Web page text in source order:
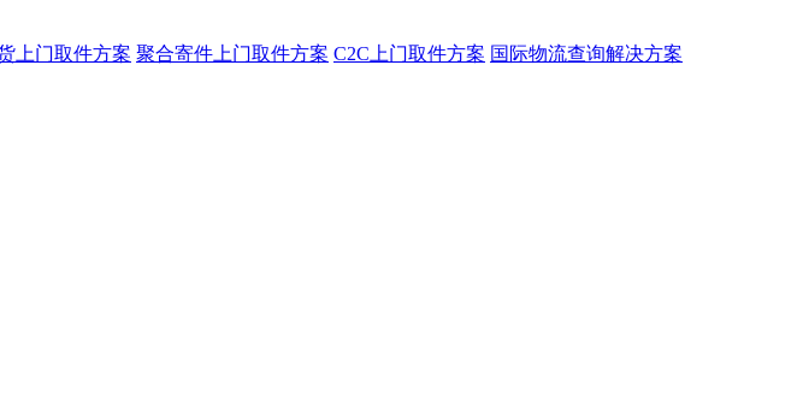
上门取件方案 聚合寄件上门取件方案 C2C上门取件方案 国际物流查询解决方案